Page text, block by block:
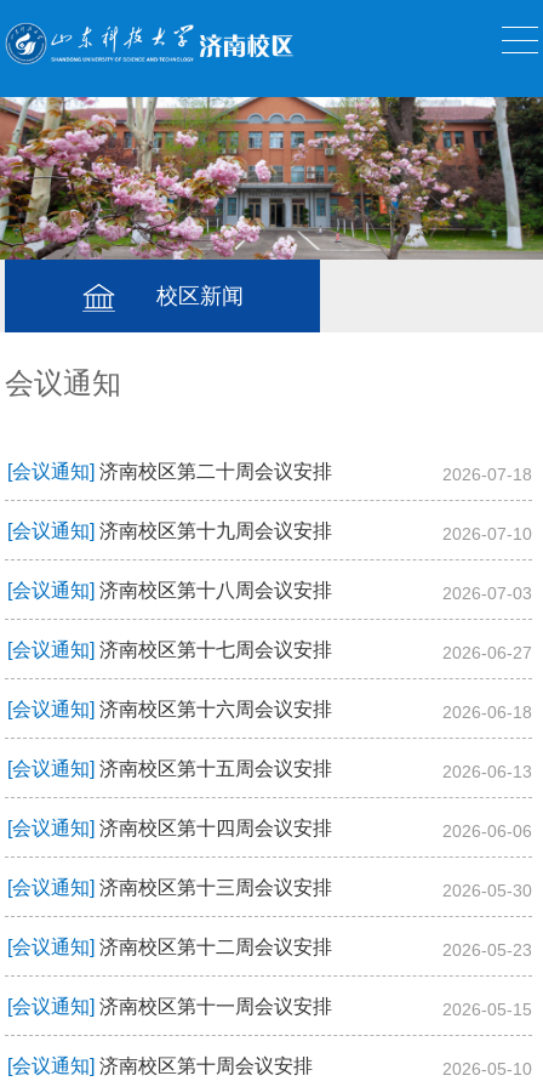
校区新闻
会议通知
[会议通知]济南校区第二十周会议安排 2026-07-18
[会议通知]济南校区第十九周会议安排 2026-07-10
[会议通知]济南校区第十八周会议安排 2026-07-03
[会议通知]济南校区第十七周会议安排 2026-06-27
[会议通知]济南校区第十六周会议安排 2026-06-18
[会议通知]济南校区第十五周会议安排 2026-06-13
[会议通知]济南校区第十四周会议安排 2026-06-06
[会议通知]济南校区第十三周会议安排 2026-05-30
[会议通知]济南校区第十二周会议安排 2026-05-23
[会议通知]济南校区第十一周会议安排 2026-05-15
[会议通知]济南校区第十周会议安排 2026-05-10